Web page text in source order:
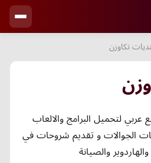
تكاوزن
عربي لتحميل البرامج والالعاب
الجوالات و تقديم شروحات في
والصيانة